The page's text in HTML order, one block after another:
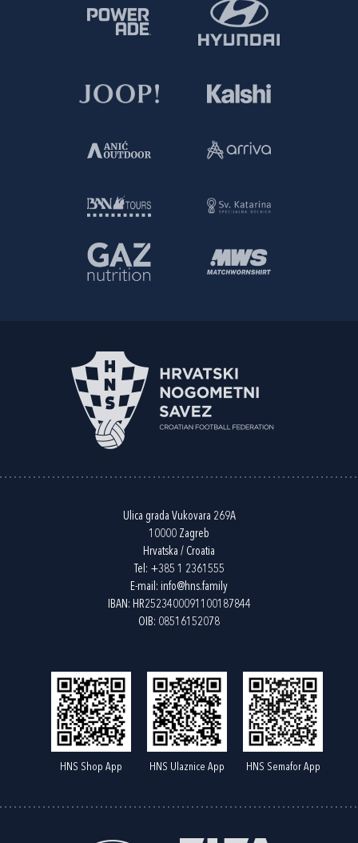
Ulica grada Vukovara 269A
10000 Zagreb
Hrvatska / Croatia
Tel: +385 1 2361555
E-mail: info@hns.family
IBAN: HR2523400091100187844
OIB: 08516152078
HNS Shop App HNS Ulaznice App HNS Semafor App